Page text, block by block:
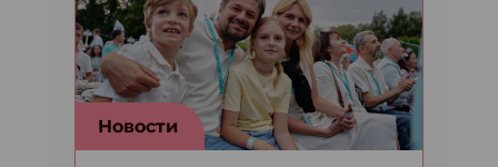
Новости